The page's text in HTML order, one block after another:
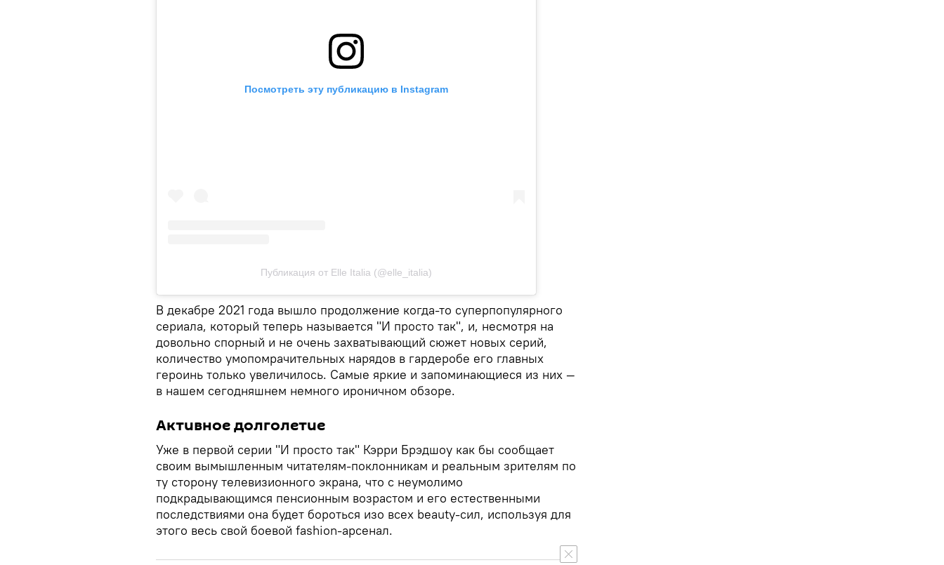
Посмотреть эту публикацию в Instagram
Публикация от Elle Italia (@elle_italia)
В декабре 2021 года вышло продолжение когда-то суперпопулярного
сериала, который теперь называется "И просто так", и, несмотря на
довольно спорный и не очень захватывающий сюжет новых серий,
количество умопомрачительных нарядов в гардеробе его главных
героинь только увеличилось. Самые яркие и запоминающиеся из них —
в нашем сегодняшнем немного ироничном обзоре.
Активное долголетие
Уже в первой серии "И просто так" Кэрри Брэдшоу как бы сообщает
своим вымышленным читателям-поклонникам и реальным зрителям по
ту сторону телевизионного экрана, что с неумолимо
подкрадывающимся пенсионным возрастом и его естественными
последствиями она будет бороться изо всех beauty-сил, используя для
этого весь свой боевой fashion-арсенал.